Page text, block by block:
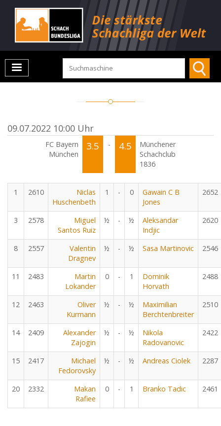
09.07.2022 10:00 Uhr
FC Bayern
München
3.5 - 4.5
Münchener
Schachclub
1836
1 2610
Niclas
Huschenbeth
1 - 0
Gawain C B
Jones
2652
3 2578
Miguel
Santos Ruiz
½ - ½
Aleksandar
Indjic
2620
8 2557
Valentin
Dragnev
½ - ½ Sasa Martinovic 2546
11 2483
Martin
Lokander
0 - 1
Dominik
Horvath
2488
12 2463
Oliver
Kurmann
½ - ½
Maximilian
Berchtenbreiter
2510
14 2409
Alexander
Zajogin
½ - ½
Nikola
Radovanovic
2422
15 2417
Michael
Fedorovsky
½ - ½ Andreas Ciolek 2287
20 2332
Makan
Rafiee
0 - 1 Branko Tadic 2461